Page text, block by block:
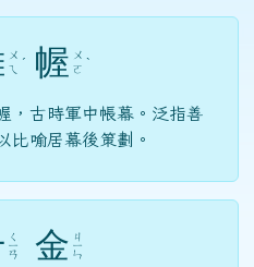
ㄨ
ㄟ
ˊ 幄 ㄨ
ㄛ ˋ
，古時軍中帳幕。泛指善
比喻居幕後策劃。
ㄑ
ㄧ
ㄢ 金 ㄐ
ㄧ
ㄣ